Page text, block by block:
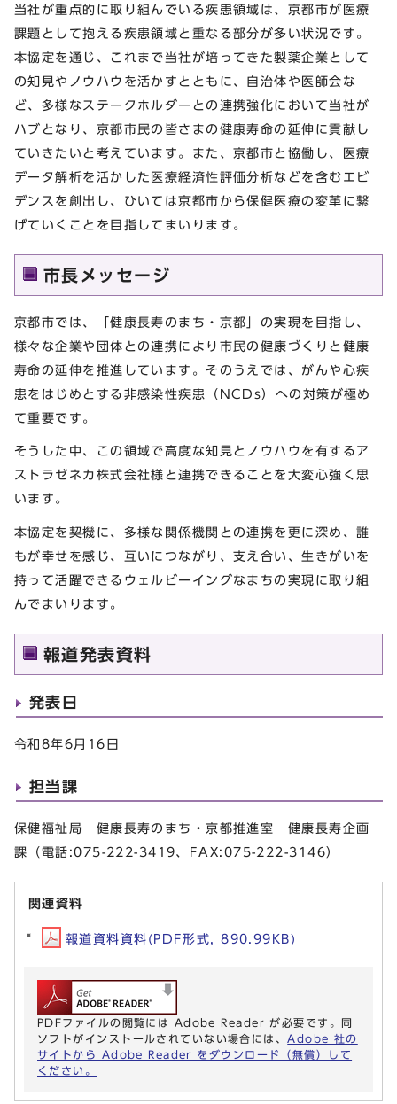
当社が重点的に取り組んでいる疾患領域は、京都市が医療
課題として抱える疾患領域と重なる部分が多い状況です。
本協定を通じ、これまで当社が培ってきた製薬企業として
の知見やノウハウを活かすとともに、自治体や医師会な
ど、多様なステークホルダーとの連携強化において当社が
ハブとなり、京都市民の皆さまの健康寿命の延伸に貢献し
ていきたいと考えています。また、京都市と協働し、医療
データ解析を活かした医療経済性評価分析などを含むエビ
デンスを創出し、ひいては京都市から保健医療の変革に繋
げていくことを目指してまいります。
市長メッセージ
京都市では、「健康長寿のまち・京都」の実現を目指し、
様々な企業や団体との連携により市民の健康づくりと健康
寿命の延伸を推進しています。そのうえでは、がんや心疾
患をはじめとする非感染性疾患（NCDs）への対策が極め
て重要です。
そうした中、この領域で高度な知見とノウハウを有するア
ストラゼネカ株式会社様と連携できることを大変心強く思
います。
本協定を契機に、多様な関係機関との連携を更に深め、誰
もが幸せを感じ、互いにつながり、支え合い、生きがいを
持って活躍できるウェルビーイングなまちの実現に取り組
んでまいります。
報道発表資料
発表日
令和8年6月16日
担当課
保健福祉局 健康長寿のまち・京都推進室 健康長寿企画
課（電話:075-222-3419、FAX:075-222-3146）
関連資料
報道資料資料(PDF形式, 890.99KB)
PDFファイルの閲覧には Adobe Reader が必要です。同
ソフトがインストールされていない場合には、 Adobe 社の
サイトから Adobe Reader をダウンロード（無償）して
ください。